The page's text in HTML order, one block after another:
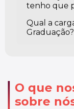
tenho que
Qual a
Graduação?
O que
sobre